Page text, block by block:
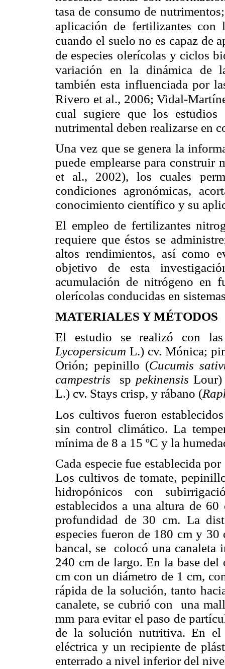
tasa de consumo de
aplicación de fertilizantes con
cuando el suelo no es capaz de
de especies olerícolas y ciclos
variación en la dinámica de
también esta influenciada por
Rivero et al., 2006; Vidal-
cual sugiere que los
nutrimental deben realizarse en
Una vez que se genera la
puede emplearse para
et al., 2002), los cuales
condiciones agronómicas,
conocimiento científico y su
El empleo de fertilizantes
requiere que éstos se
altos rendimientos, así como
objetivo de esta
acumulación de nitrógeno en
olerícolas conducidas en
MATERIALES Y MÉTODOS
El estudio se realizó con las
Lycopersicum L.) cv. Mónica;
Orión; pepinillo (Cucumis
campestris sp pekinensis
L.) cv. Stays crisp, y rábano (
Los cultivos fueron
sin control climático. La
mínima de 8 a 15 ºC y la
Cada especie fue establecida
Los cultivos de tomate,
hidropónicos con
establecidos a una altura de
profundidad de 30 cm. La
especies fueron de 180 cm y
bancal, se colocó una canaleta
240 cm de largo. En la base del
cm con un diámetro de 1 cm,
rápida de la solución, tanto
canalete, se cubrió con una
mm para evitar el paso de
de la solución nutritiva. En el
eléctrica y un recipiente de
enterrado a nivel inferior del